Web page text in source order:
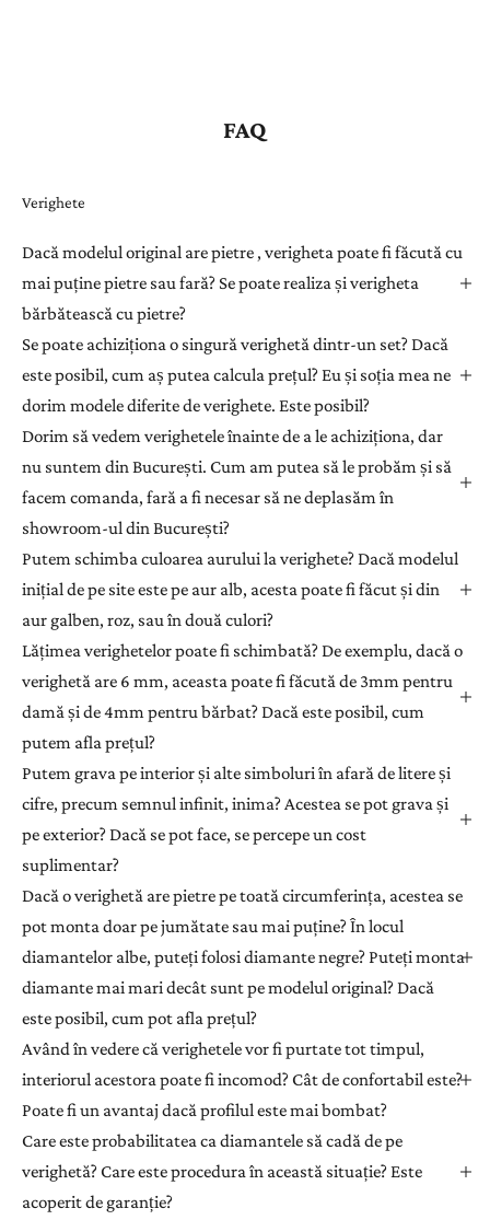
FAQ
Verighete
Dacă modelul original are pietre , verigheta poate fi făcută cu
mai puține pietre sau fară? Se poate realiza și verigheta
bărbătească cu pietre?
Se poate achiziționa o singură verighetă dintr-un set? Dacă
este posibil, cum aș putea calcula prețul? Eu și soția mea ne
dorim modele diferite de verighete. Este posibil?
Dorim să vedem verighetele înainte de a le achiziționa, dar
nu suntem din București. Cum am putea să le probăm și să
facem comanda, fară a fi necesar să ne deplasăm în
showroom-ul din București?
Putem schimba culoarea aurului la verighete? Dacă modelul
inițial de pe site este pe aur alb, acesta poate fi făcut și din
aur galben, roz, sau în două culori?
Lățimea verighetelor poate fi schimbată? De exemplu, dacă o
verighetă are 6 mm, aceasta poate fi făcută de 3mm pentru
damă și de 4mm pentru bărbat? Dacă este posibil, cum
putem afla prețul?
Putem grava pe interior și alte simboluri în afară de litere și
cifre, precum semnul infinit, inima? Acestea se pot grava și
pe exterior? Dacă se pot face, se percepe un cost
suplimentar?
Dacă o verighetă are pietre pe toată circumferința, acestea se
pot monta doar pe jumătate sau mai puține? În locul
diamantelor albe, puteți folosi diamante negre? Puteți monta
diamante mai mari decât sunt pe modelul original? Dacă
este posibil, cum pot afla prețul?
Având în vedere că verighetele vor fi purtate tot timpul,
interiorul acestora poate fi incomod? Cât de confortabil este?
Poate fi un avantaj dacă profilul este mai bombat?
Care este probabilitatea ca diamantele să cadă de pe
verighetă? Care este procedura în această situație? Este
acoperit de garanție?